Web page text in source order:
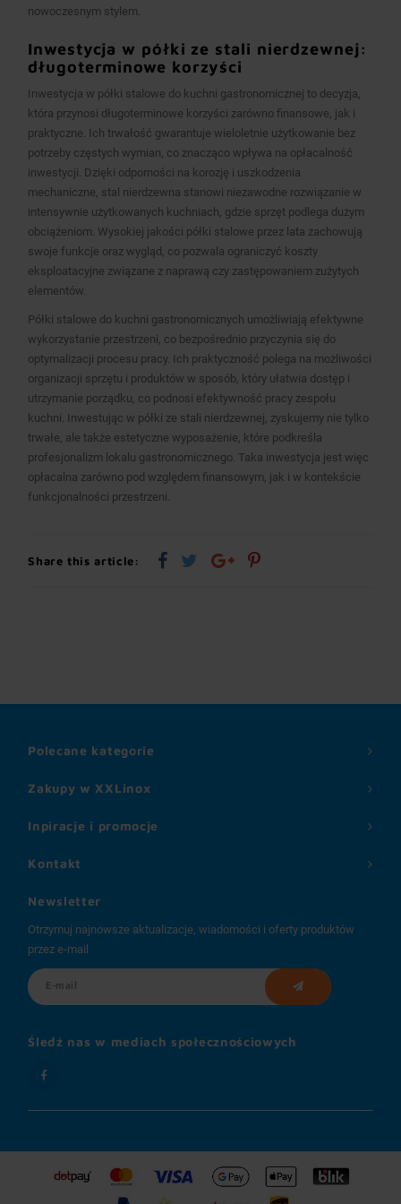
nowoczesnym stylem.
Inwestycja w półki ze stali nierdzewnej:
długoterminowe korzyści
Inwestycja w półki stalowe do kuchni gastronomicznej to decyzja,
która przynosi długoterminowe korzyści zarówno finansowe, jak i
praktyczne. Ich trwałość gwarantuje wieloletnie użytkowanie bez
potrzeby częstych wymian, co znacząco wpływa na opłacalność
inwestycji. Dzięki odporności na korozję i uszkodzenia
mechaniczne, stal nierdzewna stanowi niezawodne rozwiązanie w
intensywnie użytkowanych kuchniach, gdzie sprzęt podlega dużym
obciążeniom. Wysokiej jakości półki stalowe przez lata zachowują
swoje funkcje oraz wygląd, co pozwala ograniczyć koszty
eksploatacyjne związane z naprawą czy zastępowaniem zużytych
elementów.
Półki stalowe do kuchni gastronomicznych umożliwiają efektywne
wykorzystanie przestrzeni, co bezpośrednio przyczynia się do
optymalizacji procesu pracy. Ich praktyczność polega na możliwości
organizacji sprzętu i produktów w sposób, który ułatwia dostęp i
utrzymanie porządku, co podnosi efektywność pracy zespołu
kuchni. Inwestując w półki ze stali nierdzewnej, zyskujemy nie tylko
trwałe, ale także estetyczne wyposażenie, które podkreśla
profesjonalizm lokalu gastronomicznego. Taka inwestycja jest więc
opłacalna zarówno pod względem finansowym, jak i w kontekście
funkcjonalności przestrzeni.
Share this article:
Zakupy w XXLinox
Inpiracje i promocje
Polecane kategorie
Kontakt
Newsletter
Otrzymuj najnowsze aktualizacje, wiadomości i oferty produktów
przez e-mail
Śledź nas w mediach społecznościowych